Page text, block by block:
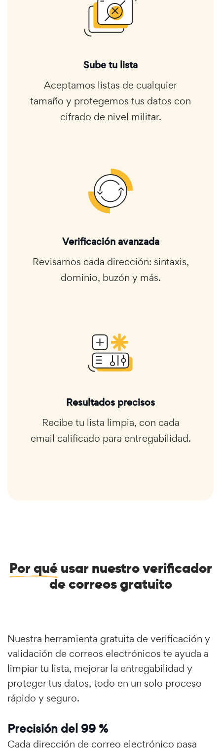
Sube tu lista
Aceptamos listas de cualquier
tamaño y protegemos tus datos con
cifrado de nivel militar.
Verificación avanzada
Revisamos cada dirección: sintaxis,
dominio, buzón y más.
Resultados precisos
Recibe tu lista limpia, con cada
email calificado para entregabilidad.
Por quéusar nuestro verificador
de correos gratuito
Nuestra herramienta gratuita de verificación y
validación de correos electrónicos te ayuda a
limpiar tu lista, mejorar la entregabilidad y
proteger tus datos, todo en un solo proceso
rápido y seguro.
Precisión del 99 %
Cada dirección de correo electrónico pasa